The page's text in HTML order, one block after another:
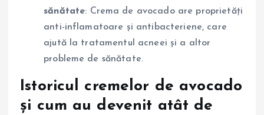
sănătate: Crema de avocado are proprietăți
anti-inflamatoare și antibacteriene, care
ajută la tratamentul acneei și a altor
probleme de sănătate.
Istoricul cremelor de avocado
și cum au devenit atât de